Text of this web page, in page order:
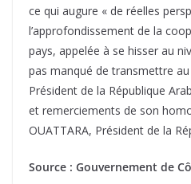
ce qui augure « de réelles
l’approfondissement de la
pays, appelée à se hisser au
pas manqué de transmettre
Président de la République
et remerciements de son
OUATTARA, Président de la
Source : Gouvernement de